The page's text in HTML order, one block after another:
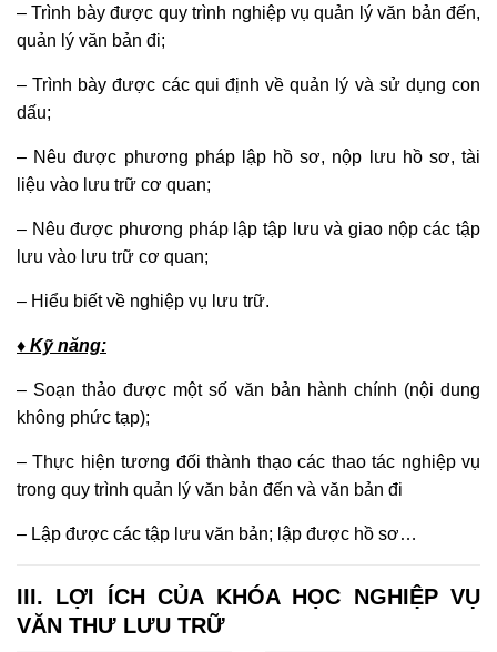
– Trình bày được quy trình nghiệp vụ quản lý văn bản đến,
quản lý văn bản đi;
– Trình bày được các qui định về quản lý và sử dụng con
dấu;
– Nêu được phương pháp lập hồ sơ, nộp lưu hồ sơ, tài
liệu vào lưu trữ cơ quan;
– Nêu được phương pháp lập tập lưu và giao nộp các tập
lưu vào lưu trữ cơ quan;
– Hiểu biết về nghiệp vụ lưu trữ.
♦ Kỹ năng:
– Soạn thảo được một số văn bản hành chính (nội dung
không phức tạp);
– Thực hiện tương đối thành thạo các thao tác nghiệp vụ
trong quy trình quản lý văn bản đến và văn bản đi
– Lập được các tập lưu văn bản; lập được hồ sơ…
III. LỢI ÍCH CỦA KHÓA HỌC NGHIỆP VỤ
VĂN THƯ LƯU TRỮ